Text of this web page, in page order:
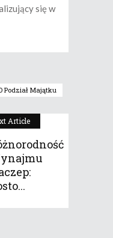
się w
Podział Majątku
Article